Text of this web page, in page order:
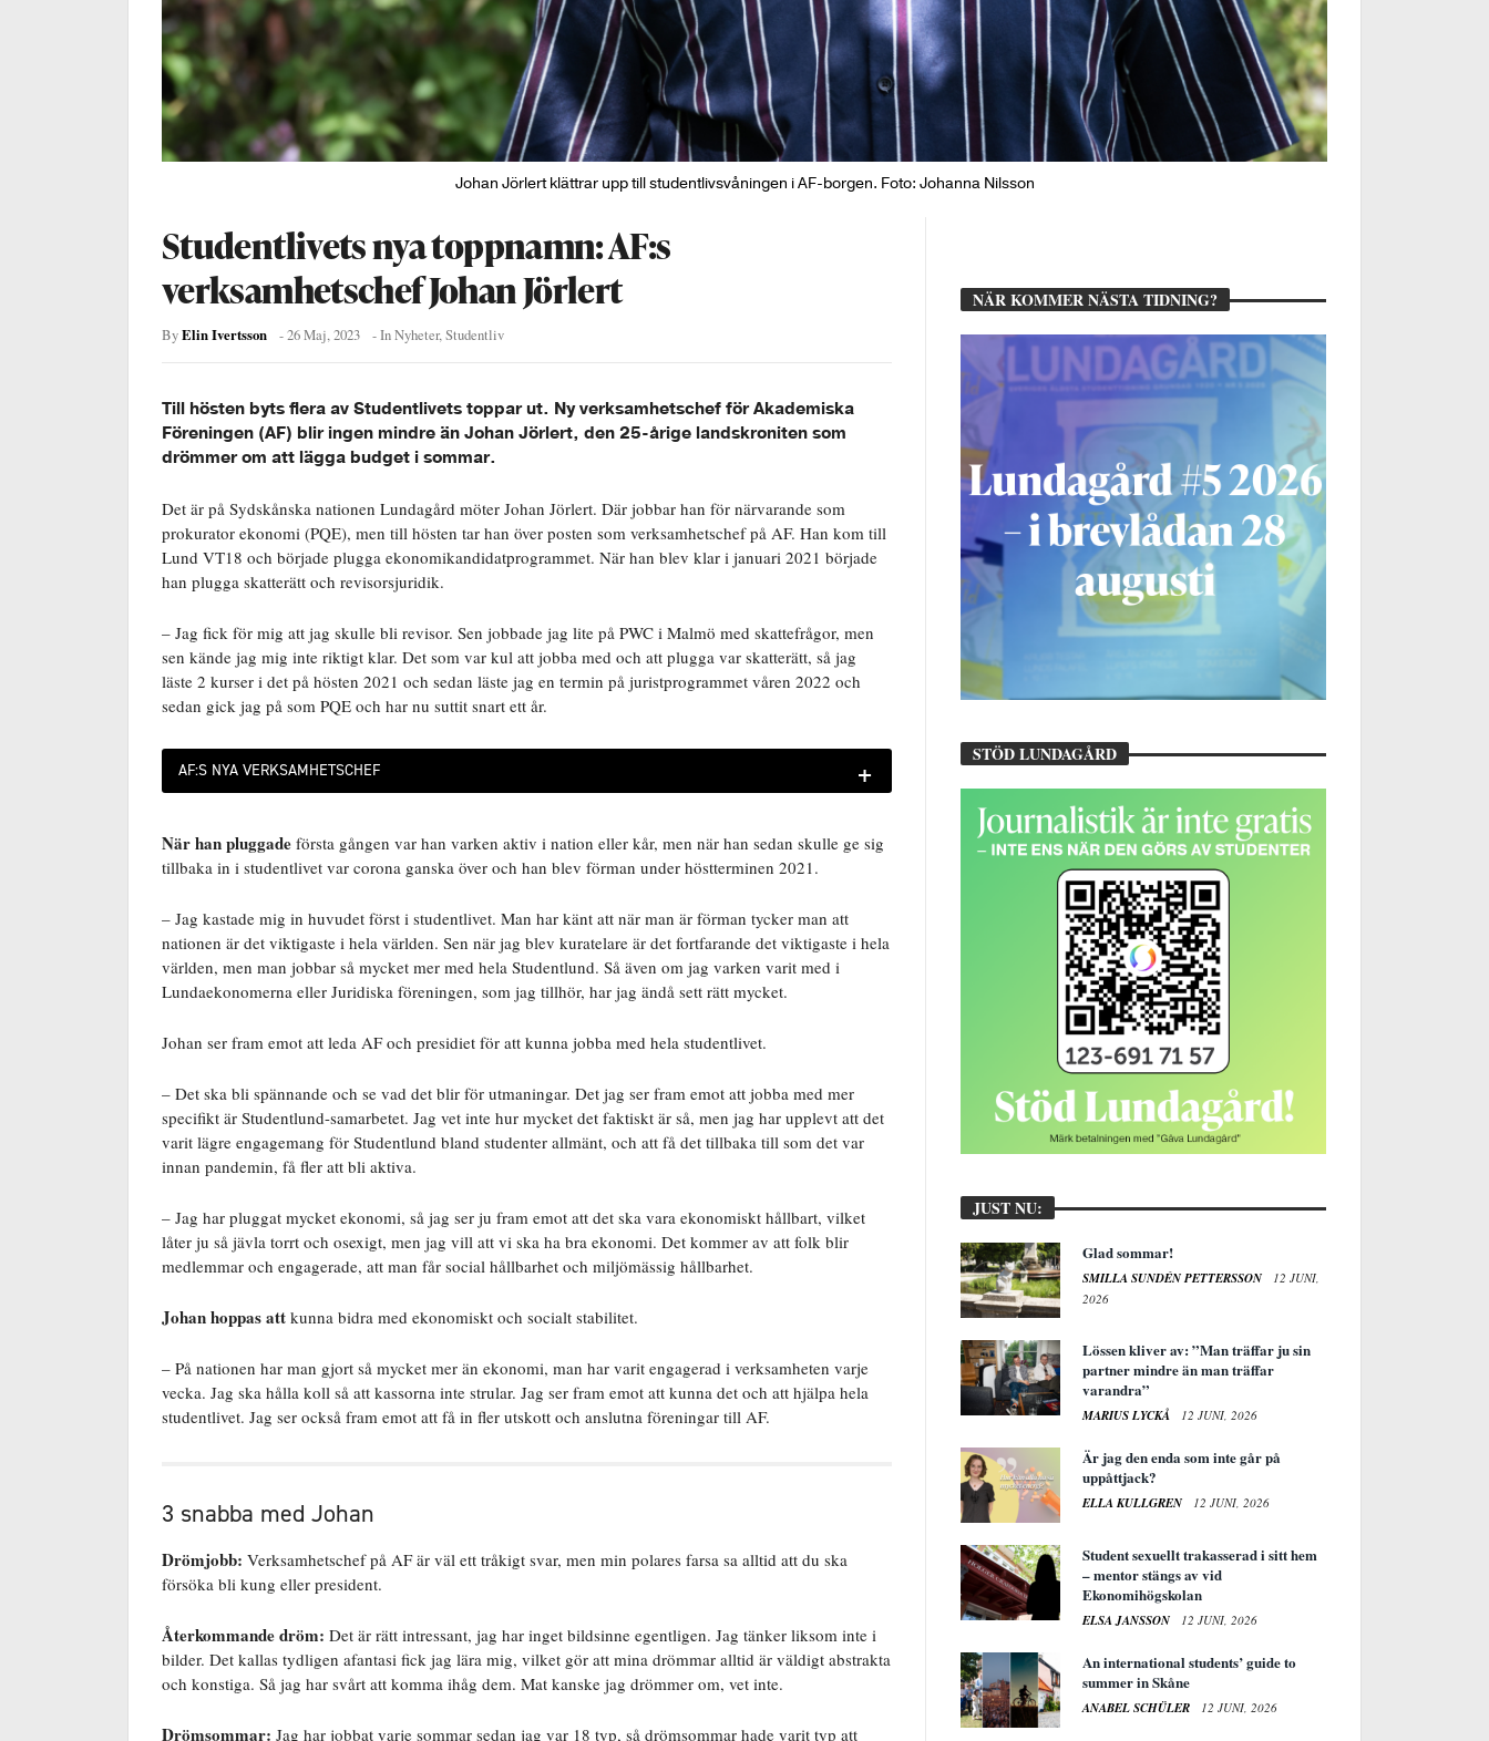
Johan Jörlert klättrar upp till studentlivsvåningen i AF-borgen. Foto: Johanna Nilsson
Studentlivets nya toppnamn: AF:s
verksamhetschef Johan Jörlert
ByElin Ivertsson -26 Maj, 2023 - InNyheter,Studentliv
Till hösten byts flera av Studentlivets toppar ut. Ny verksamhetschef för Akademiska
Föreningen (AF) blir ingen mindre än Johan Jörlert, den 25-årige landskroniten som
drömmer om att lägga budget i sommar.
Det är på Sydskånska nationen Lundagård möter Johan Jörlert. Där jobbar han för närvarande som
prokurator ekonomi (PQE), men till hösten tar han över posten som verksamhetschef på AF. Han kom till
Lund VT18 och började plugga ekonomikandidatprogrammet. När han blev klar i januari 2021 började
han plugga skatterätt och revisorsjuridik.
– Jag fick för mig att jag skulle bli revisor. Sen jobbade jag lite på PWC i Malmö med skattefrågor, men
sen kände jag mig inte riktigt klar. Det som var kul att jobba med och att plugga var skatterätt, så jag
läste 2 kurser i det på hösten 2021 och sedan läste jag en termin på juristprogrammet våren 2022 och
sedan gick jag på som PQE och har nu suttit snart ett år.
AF:S NYA VERKSAMHETSCHEF +
När han pluggade första gången var han varken aktiv i nation eller kår, men när han sedan skulle ge sig
tillbaka in i studentlivet var corona ganska över och han blev förman under höstterminen 2021.
– Jag kastade mig in huvudet först i studentlivet. Man har känt att när man är förman tycker man att
nationen är det viktigaste i hela världen. Sen när jag blev kuratelare är det fortfarande det viktigaste i hela
världen, men man jobbar så mycket mer med hela Studentlund. Så även om jag varken varit med i
Lundaekonomerna eller Juridiska föreningen, som jag tillhör, har jag ändå sett rätt mycket.
Johan ser fram emot att leda AF och presidiet för att kunna jobba med hela studentlivet.
– Det ska bli spännande och se vad det blir för utmaningar. Det jag ser fram emot att jobba med mer
specifikt är Studentlund-samarbetet. Jag vet inte hur mycket det faktiskt är så, men jag har upplevt att det
varit lägre engagemang för Studentlund bland studenter allmänt, och att få det tillbaka till som det var
innan pandemin, få fler att bli aktiva.
– Jag har pluggat mycket ekonomi, så jag ser ju fram emot att det ska vara ekonomiskt hållbart, vilket
låter ju så jävla torrt och osexigt, men jag vill att vi ska ha bra ekonomi. Det kommer av att folk blir
medlemmar och engagerade, att man får social hållbarhet och miljömässig hållbarhet.
Johan hoppas att kunna bidra med ekonomiskt och socialt stabilitet.
– På nationen har man gjort så mycket mer än ekonomi, man har varit engagerad i verksamheten varje
vecka. Jag ska hålla koll så att kassorna inte strular. Jag ser fram emot att kunna det och att hjälpa hela
studentlivet. Jag ser också fram emot att få in fler utskott och anslutna föreningar till AF.
3 snabba med Johan
Drömjobb: Verksamhetschef på AF är väl ett tråkigt svar, men min polares farsa sa alltid att du ska
försöka bli kung eller president.
Återkommande dröm: Det är rätt intressant, jag har inget bildsinne egentligen. Jag tänker liksom inte i
bilder. Det kallas tydligen afantasi fick jag lära mig, vilket gör att mina drömmar alltid är väldigt abstrakta
och konstiga. Så jag har svårt att komma ihåg dem. Mat kanske jag drömmer om, vet inte.
Drömsommar: Jag har jobbat varje sommar sedan jag var 18 typ, så drömsommar hade varit typ att
NÄR KOMMER NÄSTA TIDNING?
STÖD LUNDAGÅRD
JUST NU:
Glad sommar!
SMILLA SUNDÉN PETTERSSON
12 JUNI,
2026
Lössen kliver av: ”Man träffar ju sin
partner mindre än man träffar
varandra”
MARIUS LYCKÅ 12 JUNI, 2026
Är jag den enda som inte går på
uppåttjack?
ELLA KULLGREN 12 JUNI, 2026
Student sexuellt trakasserad i sitt hem
– mentor stängs av vid
Ekonomihögskolan
ELSA JANSSON 12 JUNI, 2026
An international students’ guide to
summer in Skåne
ANABEL SCHÜLER 12 JUNI, 2026